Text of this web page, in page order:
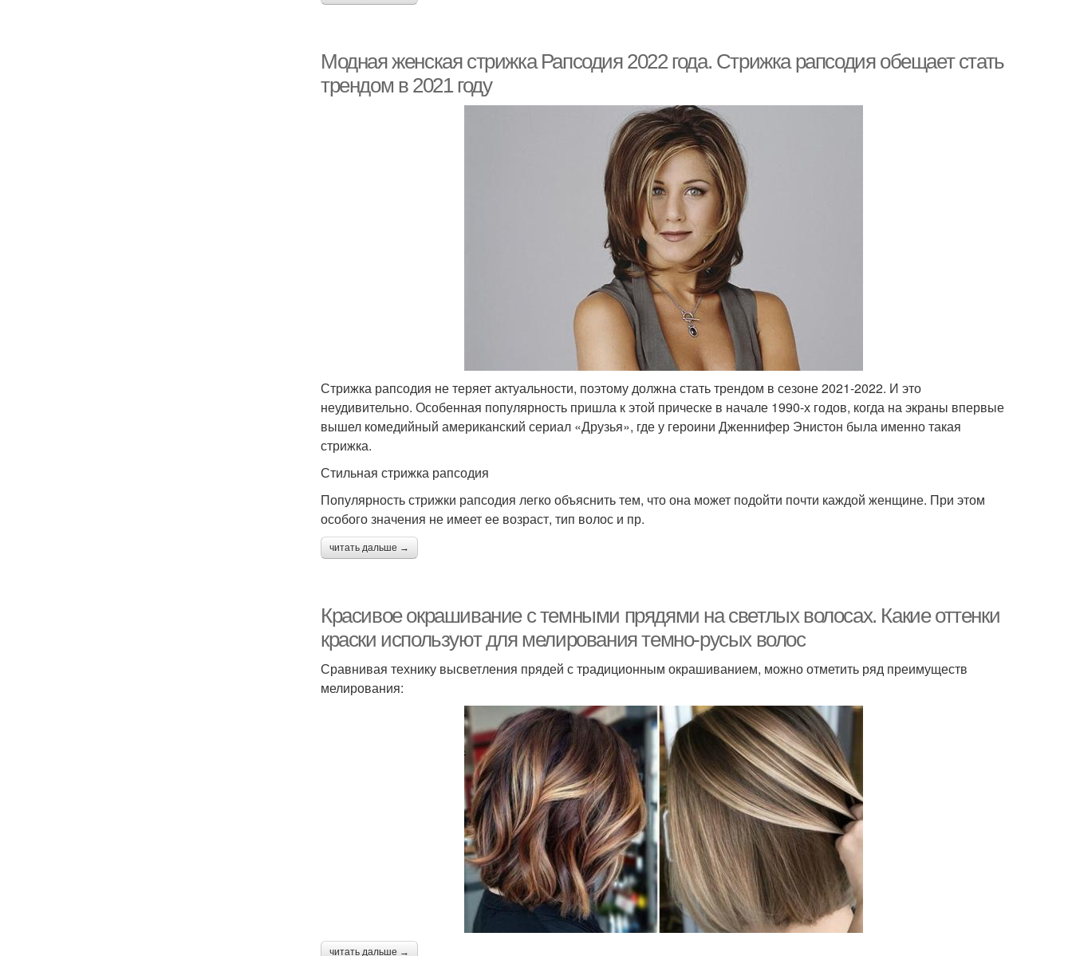
Модная женская стрижка Рапсодия 2022 года. Стрижка рапсодия обещает стать
трендом в 2021 году
Стрижка рапсодия не теряет актуальности, поэтому должна стать трендом в сезоне 2021-2022. И это
неудивительно. Особенная популярность пришла к этой прическе в начале 1990-х годов, когда на экраны впервые
вышел комедийный американский сериал «Друзья», где у героини Дженнифер Энистон была именно такая
стрижка.
Стильная стрижка рапсодия
Популярность стрижки рапсодия легко объяснить тем, что она может подойти почти каждой женщине. При этом
особого значения не имеет ее возраст, тип волос и пр.
читать дальше →
Красивое окрашивание с темными прядями на светлых волосах. Какие оттенки
краски используют для мелирования темно-русых волос
Сравнивая технику высветления прядей с традиционным окрашиванием, можно отметить ряд преимуществ
мелирования:
читать дальше →